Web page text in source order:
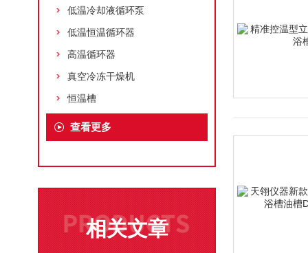
低温冷却液循环泵
低温恒温循环器
高温循环器
真空冷冻干燥机
恒温槽
查看更多
相关文章